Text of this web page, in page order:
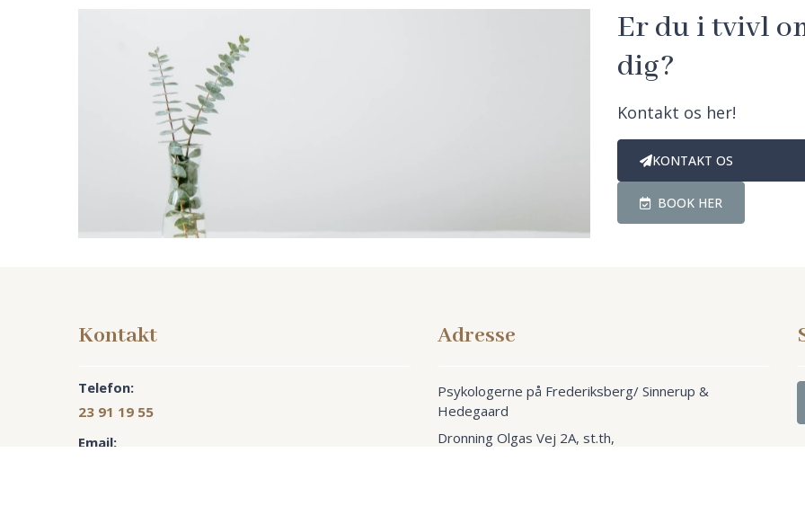
Er du i tvivl
dig?
Kontakt os her!
KONTAKT OS
BOOK HER
Kontakt
Telefon:
23 91 19 55
Email:
Adresse
Psykologerne på Frederiksberg/ Sinnerup &
Hedegaard
Dronning Olgas Vej 2A, st.th,